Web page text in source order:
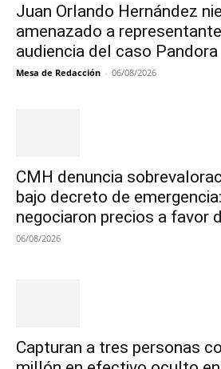
Juan Orlando Hernández
amenazado a
audiencia del caso Pandora
Mesa de Redacción - 06/08/2026
CMH denuncia
bajo decreto de
negociaron precios a favor
06/08/2026
Capturan a tres personas